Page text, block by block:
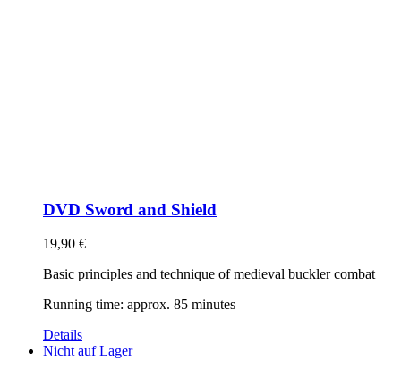
DVD Sword and Shield
19,90 €
Basic principles and technique of medieval buckler combat
Running time: approx. 85 minutes
Details
Nicht auf Lager